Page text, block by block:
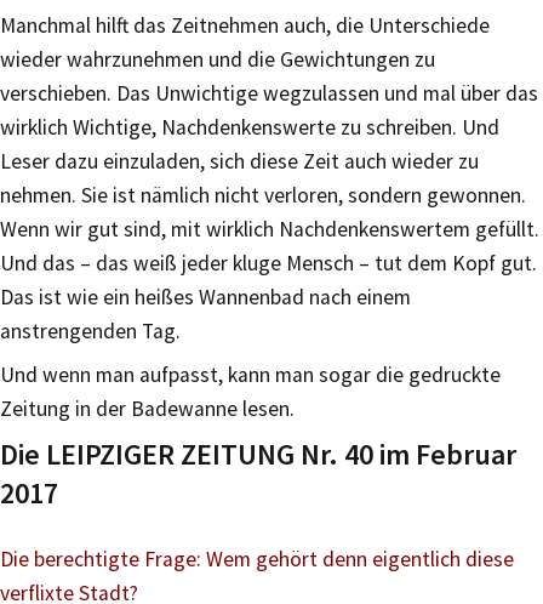
Manchmal hilft das Zeitnehmen auch, die Unterschiede
wieder wahrzunehmen und die Gewichtungen zu
verschieben. Das Unwichtige wegzulassen und mal über das
wirklich Wichtige, Nachdenkenswerte zu schreiben. Und
Leser dazu einzuladen, sich diese Zeit auch wieder zu
nehmen. Sie ist nämlich nicht verloren, sondern gewonnen.
Wenn wir gut sind, mit wirklich Nachdenkenswertem gefüllt.
Und das – das weiß jeder kluge Mensch – tut dem Kopf gut.
Das ist wie ein heißes Wannenbad nach einem
anstrengenden Tag.
Und wenn man aufpasst, kann man sogar die gedruckte
Zeitung in der Badewanne lesen.
Die LEIPZIGER ZEITUNG Nr. 40 im Februar
2017
Die berechtigte Frage: Wem gehört denn eigentlich diese
verflixte Stadt?